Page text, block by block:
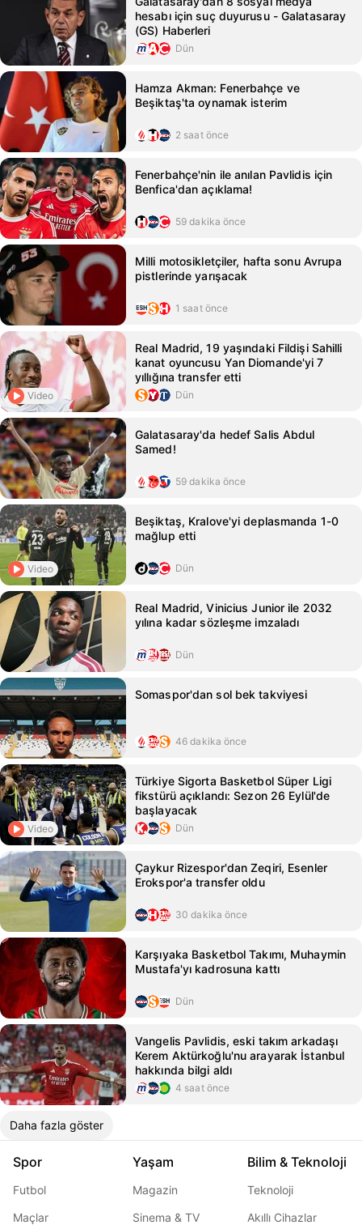
hesabı için suç duyurusu - Galatasaray
(GS) Haberleri
Dün
Hamza Akman: Fenerbahçe ve
Beşiktaş'ta oynamak isterim
2 saat önce
Fenerbahçe'nin ile anılan Pavlidis için
Benfica'dan açıklama!
59 dakika önce
Milli motosikletçiler, hafta sonu Avrupa
pistlerinde yarışacak
1 saat önce
Video
Real Madrid, 19 yaşındaki Fildişi Sahilli
kanat oyuncusu Yan Diomande'yi 7
yıllığına transfer etti
Dün
Galatasaray'da hedef Salis Abdul
Samed!
59 dakika önce
Video
Beşiktaş, Kralove'yi deplasmanda 1-0
mağlup etti
Dün
Real Madrid, Vinicius Junior ile 2032
yılına kadar sözleşme imzaladı
Dün
Somaspor'dan sol bek takviyesi
46 dakika önce
Video
Türkiye Sigorta Basketbol Süper Ligi
fikstürü açıklandı: Sezon 26 Eylül'de
başlayacak
Dün
Çaykur Rizespor'dan Zeqiri, Esenler
Erokspor'a transfer oldu
30 dakika önce
Karşıyaka Basketbol Takımı, Muhaymin
Mustafa'yı kadrosuna kattı
Dün
Vangelis Pavlidis, eski takım arkadaşı
Kerem Aktürkoğlu'nu arayarak İstanbul
hakkında bilgi aldı
4 saat önce
Daha fazla göster
Spor
Futbol
Maçlar
Yaşam
Magazin
Sinema & TV
Bilim & Teknoloji
Teknoloji
Akıllı Cihazlar